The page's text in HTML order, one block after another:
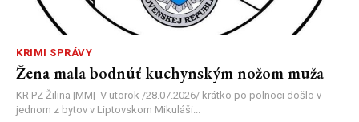
KRIMI SPRÁVY
Žena mala bodnúť kuchynským nožom muža
KR PZ Žilina |MM| V utorok /28.07.2026/ krátko po polnoci došlo v
jednom z bytov v Liptovskom Mikuláši...